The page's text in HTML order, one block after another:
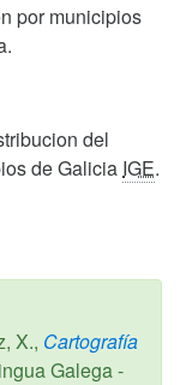
por municipios
del
de Galicia IGE.
X., Cartografía
Galega -